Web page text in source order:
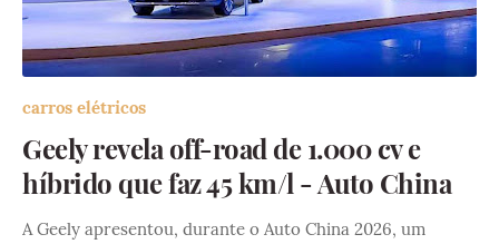
carros elétricos
Geely revela off-road de 1.000 cv e
híbrido que faz 45 km/l - Auto China
A Geely apresentou, durante o Auto China 2026, um